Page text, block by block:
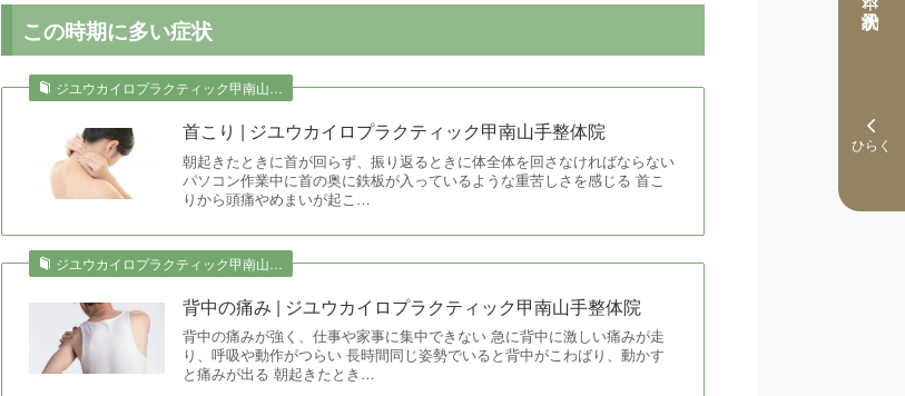
この時期に多い症状
ジユウカイロプラクティック甲南山…
首こり | ジユウカイロプラクティック甲南山手整体院
朝起きたときに首が回らず、振り返るときに体全体を回さなければならない
パソコン作業中に首の奥に鉄板が入っているような重苦しさを感じる 首こ
りから頭痛やめまいが起こ…
ジユウカイロプラクティック甲南山…
背中の痛み | ジユウカイロプラクティック甲南山手整体院
背中の痛みが強く、仕事や家事に集中できない 急に背中に激しい痛みが走
り、呼吸や動作がつらい 長時間同じ姿勢でいると背中がこわばり、動かす
と痛みが出る 朝起きたとき…